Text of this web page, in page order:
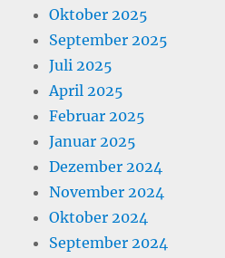
Oktober 2025
September 2025
Juli 2025
April 2025
Februar 2025
Januar 2025
Dezember 2024
November 2024
Oktober 2024
September 2024